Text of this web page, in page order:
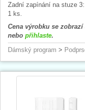
Zadní zapínání na stuze
1 ks.
Cena výrobku se
nebo přihlaste.
Dámský program >